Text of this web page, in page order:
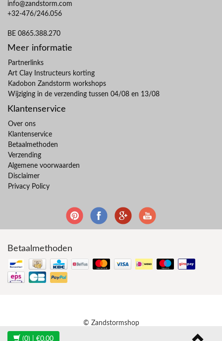
info@zandstorm.com
+32-476/246.056
BE 0865.388.270
Meer informatie
Partnerlinks
Art Clay Instructeurs korting
Kadobon Zandstorm workshops
Wijziging in de verzending tussen 04/08 en 13/08
Klantenservice
Over ons
Klantenservice
Betaalmethoden
Verzending
Algemene voorwaarden
Disclaimer
Privacy Policy
Betaalmethoden
© Zandstormshop
(0) | €0,00